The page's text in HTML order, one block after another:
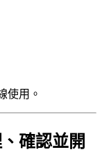
使用。
確認並開